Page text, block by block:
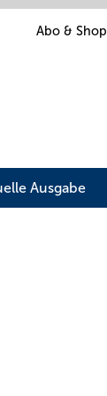
Abo & Shop
Ausgabe